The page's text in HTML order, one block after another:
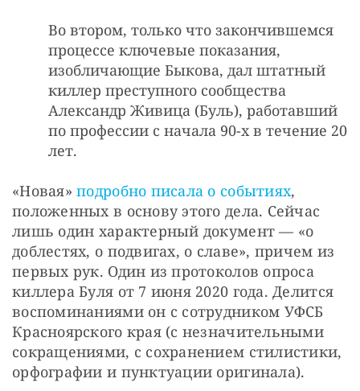
Во втором, только что закончившемся
процессе ключевые показания,
изобличающие Быкова, дал штатный
киллер преступного сообщества
Александр Живица (Буль), работавший
по профессии с начала 90-х в течение 20
лет.
«Новая» подробно писала о событиях,
положенных в основу этого дела. Сейчас
лишь один характерный документ — «о
доблестях, о подвигах, о славе», причем из
первых рук. Один из протоколов опроса
киллера Буля от 7 июня 2020 года. Делится
воспоминаниями он с сотрудником УФСБ
Красноярского края (с незначительными
сокращениями, с сохранением стилистики,
орфографии и пунктуации оригинала).